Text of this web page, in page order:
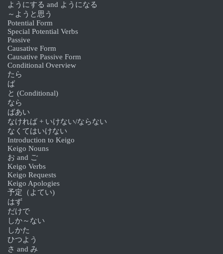
ようにする and ようになる
～ようと思う
Potential Form
Special Potential Verbs
Passive
Causative Form
Causative Passive Form
Conditional Overview
たら
ば
と (Conditional)
なら
ばあい
なければ + いけない/ならない
なくてはいけない
Introduction to Keigo
Keigo Nouns
お and ご
Keigo Verbs
Keigo Requests
Keigo Apologies
予定（よてい)
はず
だけで
しか～ない
しかた
ひつよう
さ and み